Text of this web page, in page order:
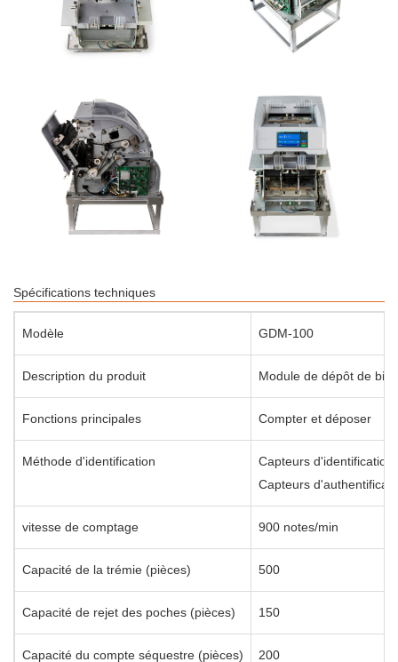
Spécifications techniques
Modèle GDM-100
Description du produit Module de dépôt de
Fonctions principales Compter et déposer
Méthode d'identification
Capteurs d'identification
Capteurs
vitesse de comptage 900 notes/min
Capacité de la trémie (pièces) 500
Capacité de rejet des poches (pièces) 150
Capacité du compte séquestre (pièces) 200